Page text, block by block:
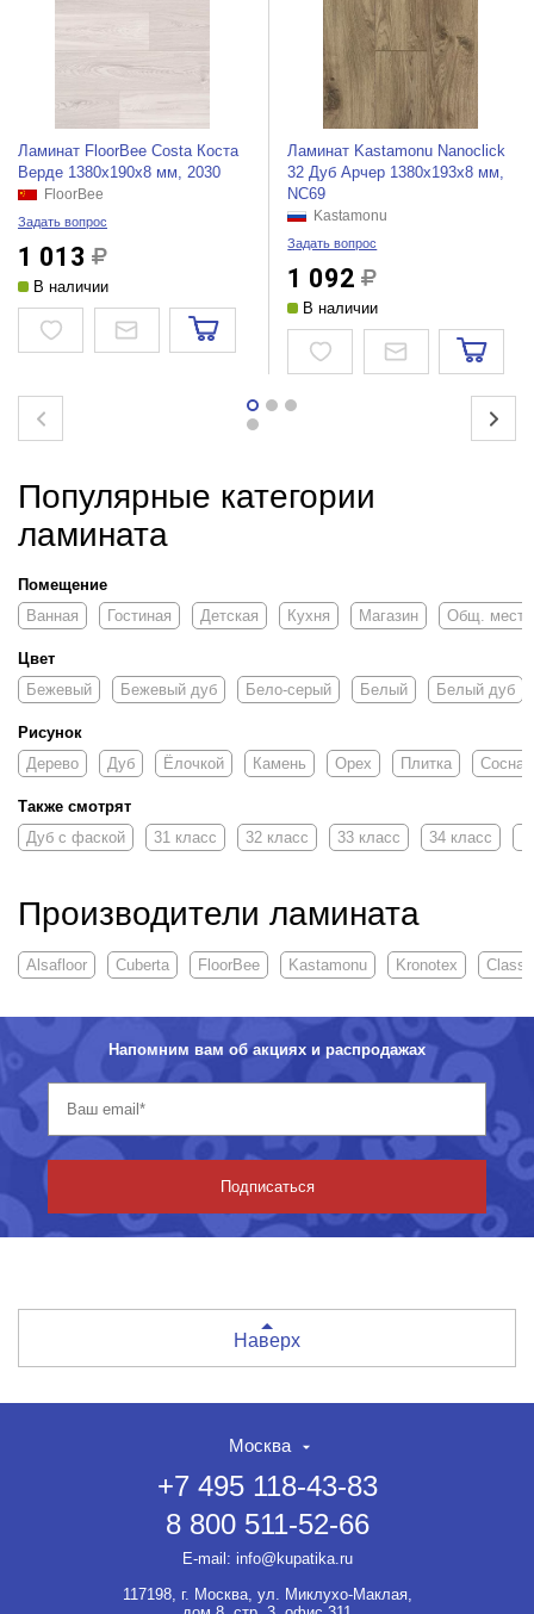
Ламинат FloorBee Costa Коста
Верде 1380х190х8 мм, 2030
FloorBee
Задать вопрос
1 013
В наличии
Ламинат Kastamonu Nanoclick
32 Дуб Арчер 1380х193х8 мм,
NC69
Kastamonu
Задать вопрос
1 092
В наличии
Популярные категории
ламината
Помещение
Ванная
Гостиная Детская Кухня Магазин Общ. место
Цвет
Бежевый
Бежевый дуб Бело-серый Белый Белый дуб
Рисунок
Дерево
Дуб Ёлочкой Камень Орех Плитка Сосна
Также смотрят
Дуб с фаской
31 класс 32 класс 33 класс 34 класс
Производители ламината
Alsafloor Cuberta FloorBee Kastamonu Kronotex
Напомним вам об акциях и распродажах
Подписаться
Наверх
Москва
+7 495 118-43-83
8 800 511-52-66
E-mail: info@kupatika.ru
117198, г. Москва, ул. Миклухо-Маклая,